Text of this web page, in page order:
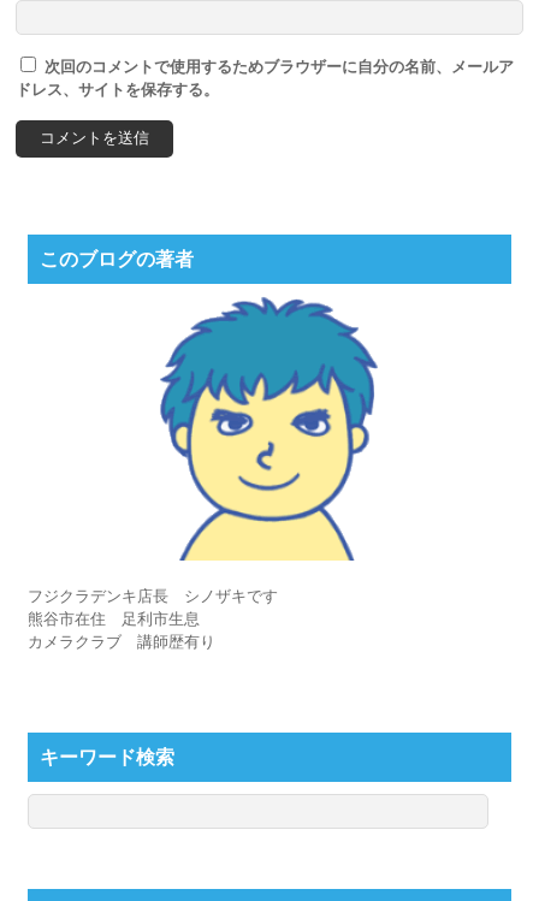
次回のコメントで使用するためブラウザーに自分の名前、メールア
ドレス、サイトを保存する。
このブログの著者
フジクラデンキ店長 シノザキです
熊谷市在住 足利市生息
カメラクラブ 講師歴有り
キーワード検索